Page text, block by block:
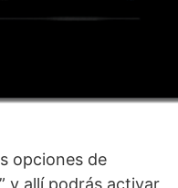
opciones de